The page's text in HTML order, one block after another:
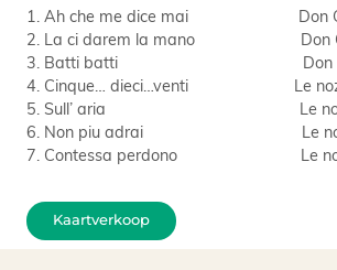
1. Ah che me dice mai Don
2. La ci darem la mano Don
3. Batti batti Don
4. Cinque… dieci…venti Le
5. Sull’ aria Le nozze
6. Non piu adrai Le nozze
7. Contessa perdono Le
Kaartverkoop